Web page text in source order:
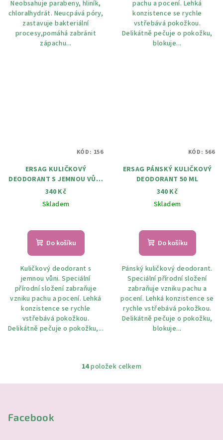
Neobsahuje parabeny, hliník,
chloralhydrát. Neucpává póry,
zastavuje bakteriální
procesy,pomáhá zabránit
zápachu...
pachu a pocení. Lehká
konzistence se rychle
vstřebává pokožkou.
Delikátně pečuje o pokožku,
blokuje...
ERSAG KULIČKOVÝ
DEODORANT S JEMNOU VŮNÍ
50 ML
340 Kč
Skladem
Do košíku
Kuličkový deodorant s
jemnou vůni. Speciální
přírodní složení zabraňuje
vzniku pachu a pocení. Lehká
konzistence se rychle
vstřebává pokožkou.
Delikátně pečuje o pokožku,...
KÓD: 156
ERSAG PÁNSKÝ KULIČKOVÝ
DEODORANT 50 ML
340 Kč
Skladem
Do košíku
Pánský kuličkový deodorant.
Speciální přírodní složení
zabraňuje vzniku pachu a
pocení. Lehká konzistence se
rychle vstřebává pokožkou.
Delikátně pečuje o pokožku,
blokuje...
KÓD: 566
O
v
14položek celkem
Facebook